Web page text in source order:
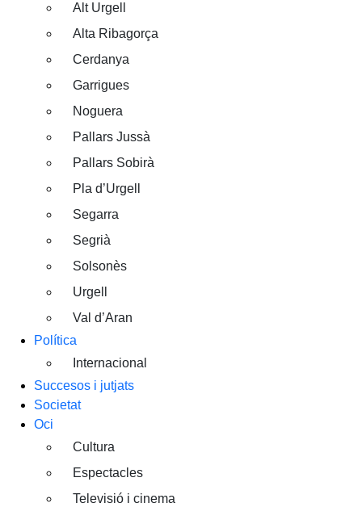
Alt Urgell
Alta Ribagorça
Cerdanya
Garrigues
Noguera
Pallars Jussà
Pallars Sobirà
Pla d’Urgell
Segarra
Segrià
Solsonès
Urgell
Val d’Aran
Política
Internacional
Succesos i jutjats
Societat
Oci
Cultura
Espectacles
Televisió i cinema